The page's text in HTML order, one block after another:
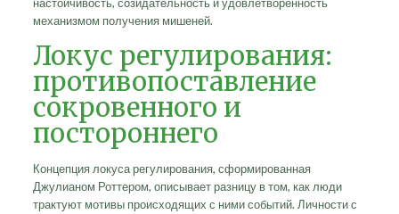
механизмом получения мишеней.
Локус регулирования:
противопоставление
сокровенного и
постороннего
Концепция локуса регулирования, сформированная
Джулианом Роттером, описывает разницу в том, как люди
трактуют мотивы происходящих с ними событий. Личности с